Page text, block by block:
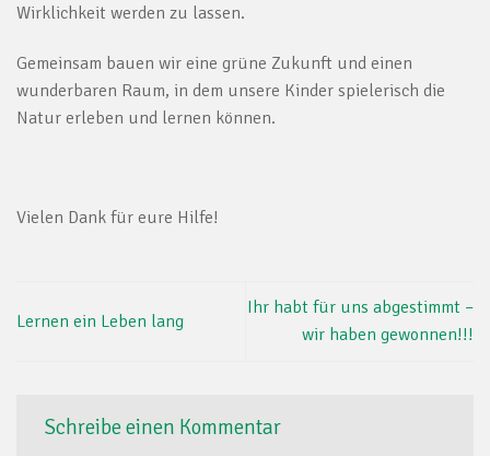
Wirklichkeit werden zu lassen.
Gemeinsam bauen wir eine grüne Zukunft und einen
wunderbaren Raum, in dem unsere Kinder spielerisch die
Natur erleben und lernen können.
Vielen Dank für eure Hilfe!
Lernen ein Leben lang
Ihr habt für uns abgestimmt –
wir haben gewonnen!!!
Schreibe einen Kommentar